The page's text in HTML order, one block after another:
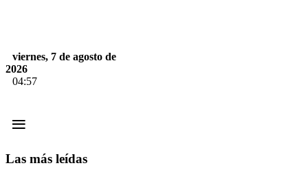
viernes, 7 de agosto de
2026
04:57
≡
Las más leídas